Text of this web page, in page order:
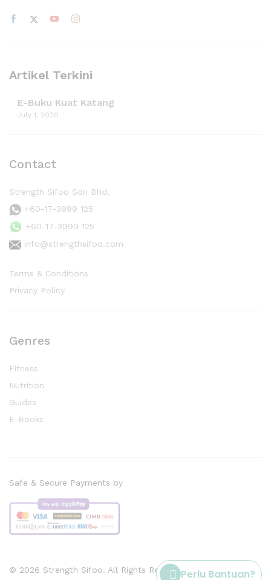
Artikel Terkini
E-Buku Kuat Katang
July 1, 2020
Contact
Strength Sifoo Sdn Bhd,
+60-17-3999 125
+60-17-3999 125
info@strengthsifoo.com
Terms & Conditions
Privacy Policy
Genres
Fitness
Nutrition
Guides
E-Books
© 2026 Strength Sifoo. All Rights Reserved
Safe & Secure Payments by
Perlu Bantuan?